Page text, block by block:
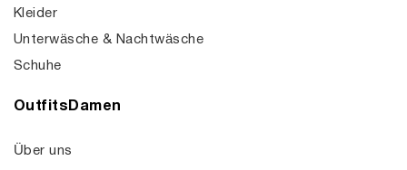
Kleider
Unterwäsche & Nachtwäsche
Schuhe
OutfitsDamen
Über uns